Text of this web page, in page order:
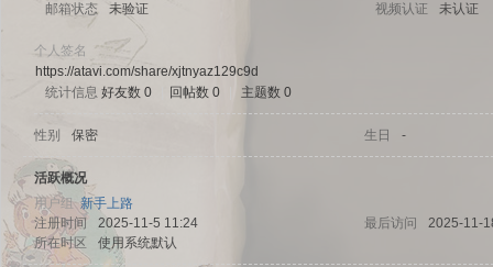
邮箱状态
未验证 视频认证 未认证
个人签名
https://atavi.com/share/xjtnyaz129c9d
统计信息 好友数 0 回帖数 0 主题数 0
性别 保密 生日 -
活跃概况
用户组 新手上路
注册时间
2025-11-5 11:24 最后访问
2025-11-
所在时区
使用系统默认